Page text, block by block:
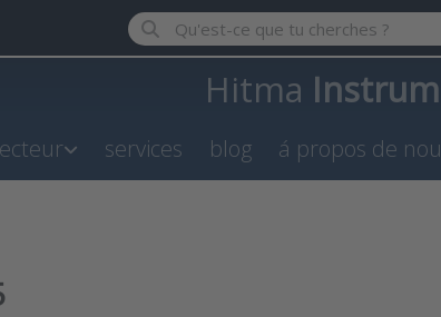
Enter a search term. Results will
Hitma
services blog á propos de